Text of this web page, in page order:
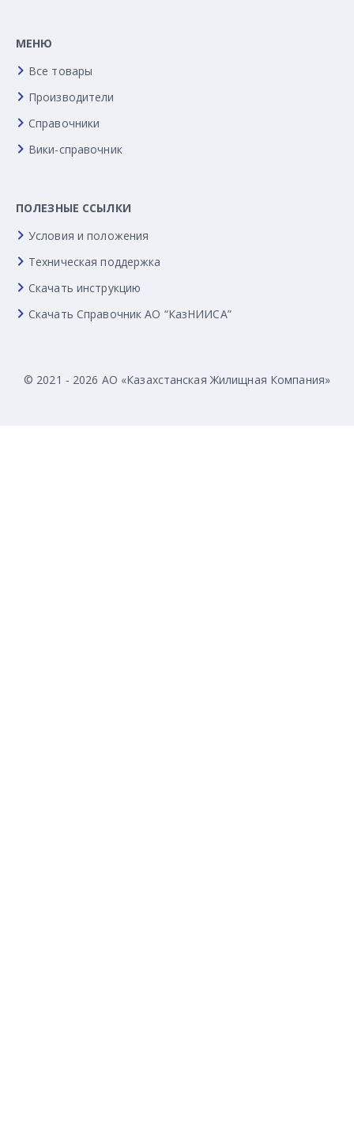
МЕНЮ
Все товары
Производители
Справочники
Вики-справочник
ПОЛЕЗНЫЕ ССЫЛКИ
Условия и положения
Техническая поддержка
Скачать инструкцию
Скачать Справочник АО “КазНИИСА”
© 2021 - 2026 АО «Казахстанская Жилищная Компания»